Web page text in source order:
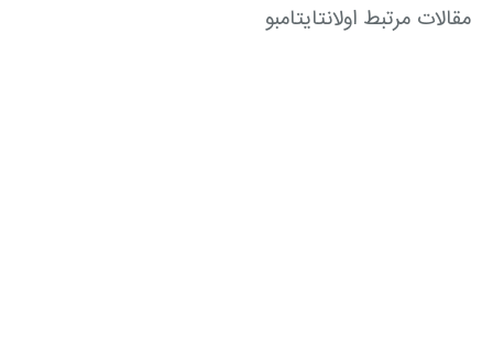
مقالات مرتبط اولانتایتامبو